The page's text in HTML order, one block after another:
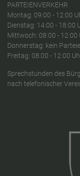
PARTEIENVERKEHR
Montag: 09:00 - 12:00
Dienstag: 14:00 - 18:00
Mittwoch: 08:00 - 12:00
Donnerstag: kein
Freitag: 08:00 - 12:00
Sprechstunden des
nach telefonischer